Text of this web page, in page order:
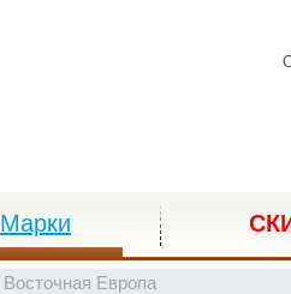
Марки
Восточная Европа